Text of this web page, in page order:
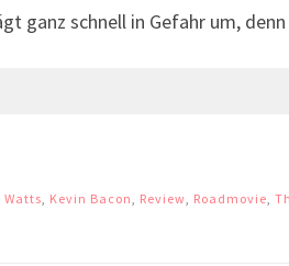
ganz schnell in Gefahr um,
Watts, Kevin Bacon, Review, Roadmovie,